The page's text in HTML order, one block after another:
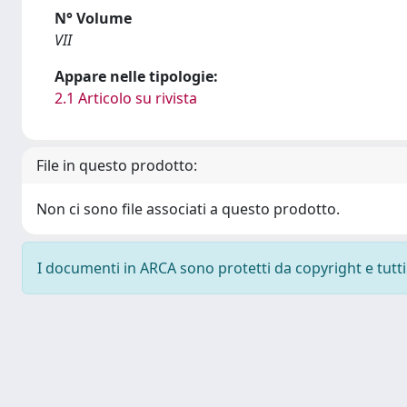
N° Volume
VII
Appare nelle tipologie:
2.1 Articolo su rivista
File in questo prodotto:
Non ci sono file associati a questo prodotto.
I documenti in ARCA sono protetti da copyright e